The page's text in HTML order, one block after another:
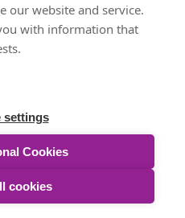
our website and service.
with information that
settings
Cookies
cookies